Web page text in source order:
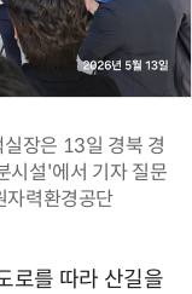
장은 13일 경북 경
시설'에서 기자 질문
자력환경공단
로를 따라 산길을